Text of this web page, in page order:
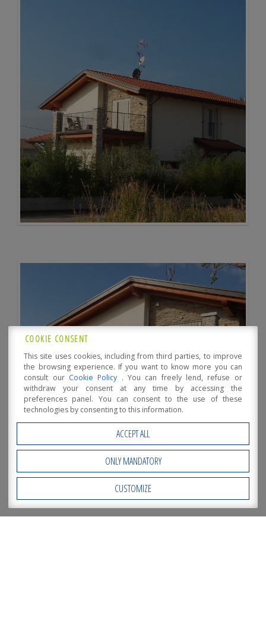
Open Accessibility
COOKIE CONSENT
This site uses cookies, including from third parties, to improve
the browsing experience. If you want to know more you can
consult our Cookie Policy . You can freely lend, refuse or
withdraw your consent at any time by accessing the
preferences panel. You can consent to the use of these
technologies by consenting to this information.
ACCEPT ALL
ONLY MANDATORY
CUSTOMIZE